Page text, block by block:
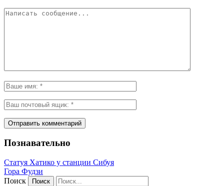
Познавательно
Статуя Хатико у станции Сибуя
Гора Фудзи
Поиск